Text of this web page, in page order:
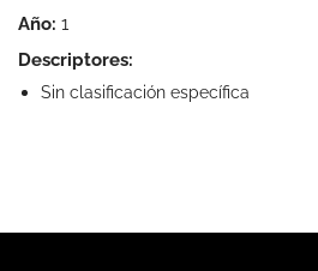
Año: 1
Descriptores:
Sin clasificación específica